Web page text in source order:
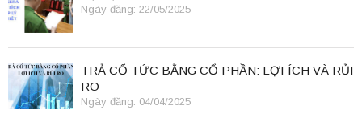
Ngày đăng: 22/05/2025
TRẢ CỔ TỨC BẰNG CỔ PHẦN: LỢI ÍCH VÀ RỦI
RO
Ngày đăng: 04/04/2025